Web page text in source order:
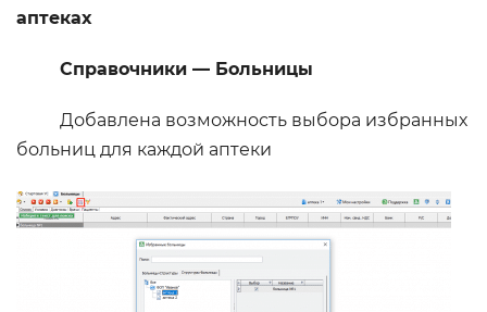
аптеках
Справочники — Больницы
Добавлена возможность выбора избранных
больниц для каждой аптеки